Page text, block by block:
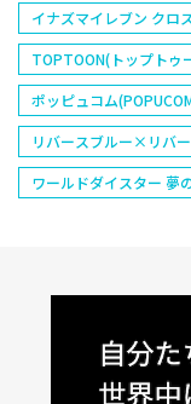
イナズマイレブン クロス
TOPTOON(トップトゥ
ポッピュコム
リバースブルー×リバ
ワールドダイスター 夢